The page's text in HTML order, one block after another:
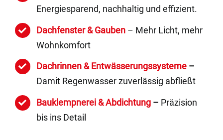
Energiesparend, nachhaltig und effizient.
Dachfenster & Gauben – Mehr Licht, mehr
Wohnkomfort
Dachrinnen & Entwässerungssysteme –
Damit Regenwasser zuverlässig abfließt
Bauklempnerei & Abdichtung – Präzision
bis ins Detail